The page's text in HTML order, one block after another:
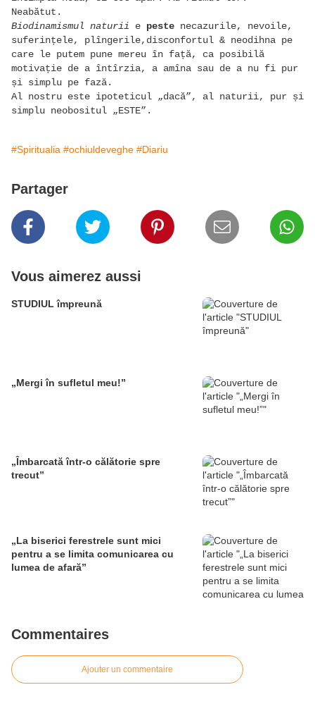
Neabătut.
Biodinamismul naturii e peste necazurile, nevoile,
suferințele, plîngerile,disconfortul & neodihna pe
care le putem pune mereu în față, ca posibilă
motivație de a întîrzia, a amîna sau de a nu fi pur
și simplu pe fază.
Al nostru este ipoteticul „dacă”, al naturii, pur și
simplu neobositul „ESTE”.
#Spiritualia #ochiuldeveghe #Diariu
Partager
Vous aimerez aussi
STUDIUL împreună
„Mergi în sufletul meu!”
„Îmbarcată într-o călătorie spre
trecut”
„La biserici ferestrele sunt mici
pentru a se limita comunicarea cu
lumea de afară”
Commentaires
Ajouter un commentaire